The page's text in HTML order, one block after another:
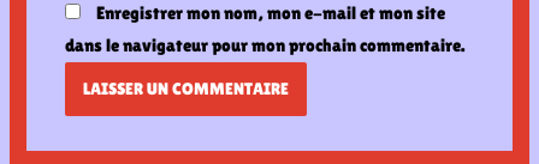
Enregistrer mon nom, mon e-mail et mon site
dans le navigateur pour mon prochain commentaire.